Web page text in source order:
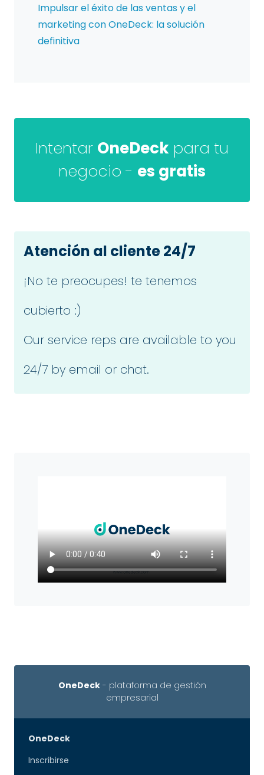
Impulsar el éxito de las ventas y el
marketing con OneDeck: la solución
definitiva
Intentar OneDeck para tu
negocio - es gratis
Atención al cliente 24/7
¡No te preocupes! te tenemos
cubierto :)
Our service reps are available to you
24/7 by email or chat.
OneDeck- plataforma de gestión
empresarial
OneDeck
Inscribirse